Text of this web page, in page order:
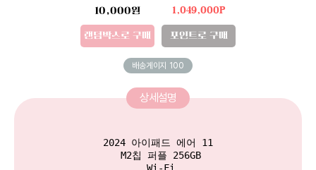
10,000원
랜덤박스로 구매
1,049,000P
포인트로 구매
배송게이지 100
상세설명
2024 아이패드 에어 11
M2칩 퍼플 256GB